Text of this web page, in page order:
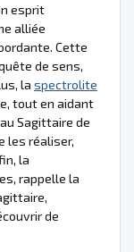
esprit
alliée
Cette
de sens,
la spectrolite
tout en aidant
Sagittaire de
les réaliser,
la
rappelle la
de